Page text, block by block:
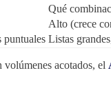
Qué
Alto (crece
puntuales Listas
acotados, el